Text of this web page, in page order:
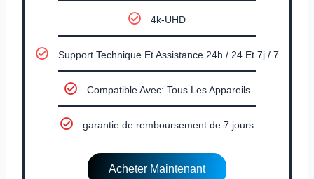
4k-UHD
Support Technique Et Assistance 24h / 24 Et 7j / 7
Compatible Avec: Tous Les Appareils
garantie de remboursement de 7 jours
Acheter Maintenant